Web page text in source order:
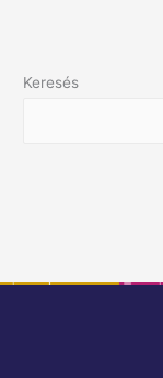
Keresés